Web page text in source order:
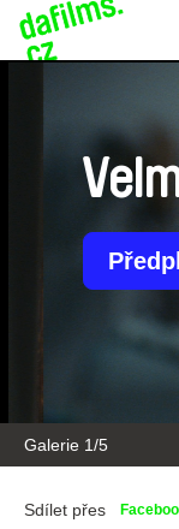
Galerie 2/5
Sdílet přes